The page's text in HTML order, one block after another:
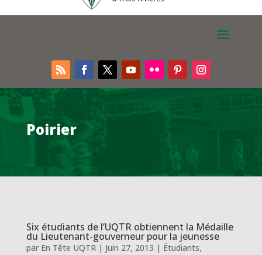
Poirier
Six étudiants de l’UQTR obtiennent la Médaille
du Lieutenant-gouverneur pour la jeunesse
par En Tête UQTR| Juin 27, 2013 | Étudiants,